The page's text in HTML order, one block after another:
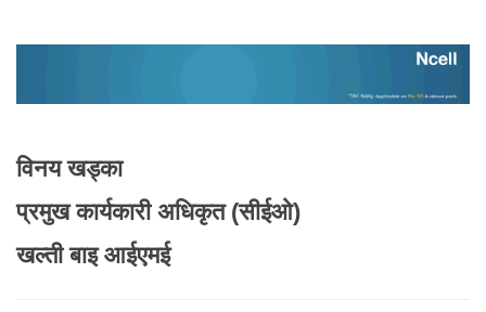
विनय खड्का
प्रमुख कार्यकारी अधिकृत (सीईओ)
खल्ती बाइ आईएमई